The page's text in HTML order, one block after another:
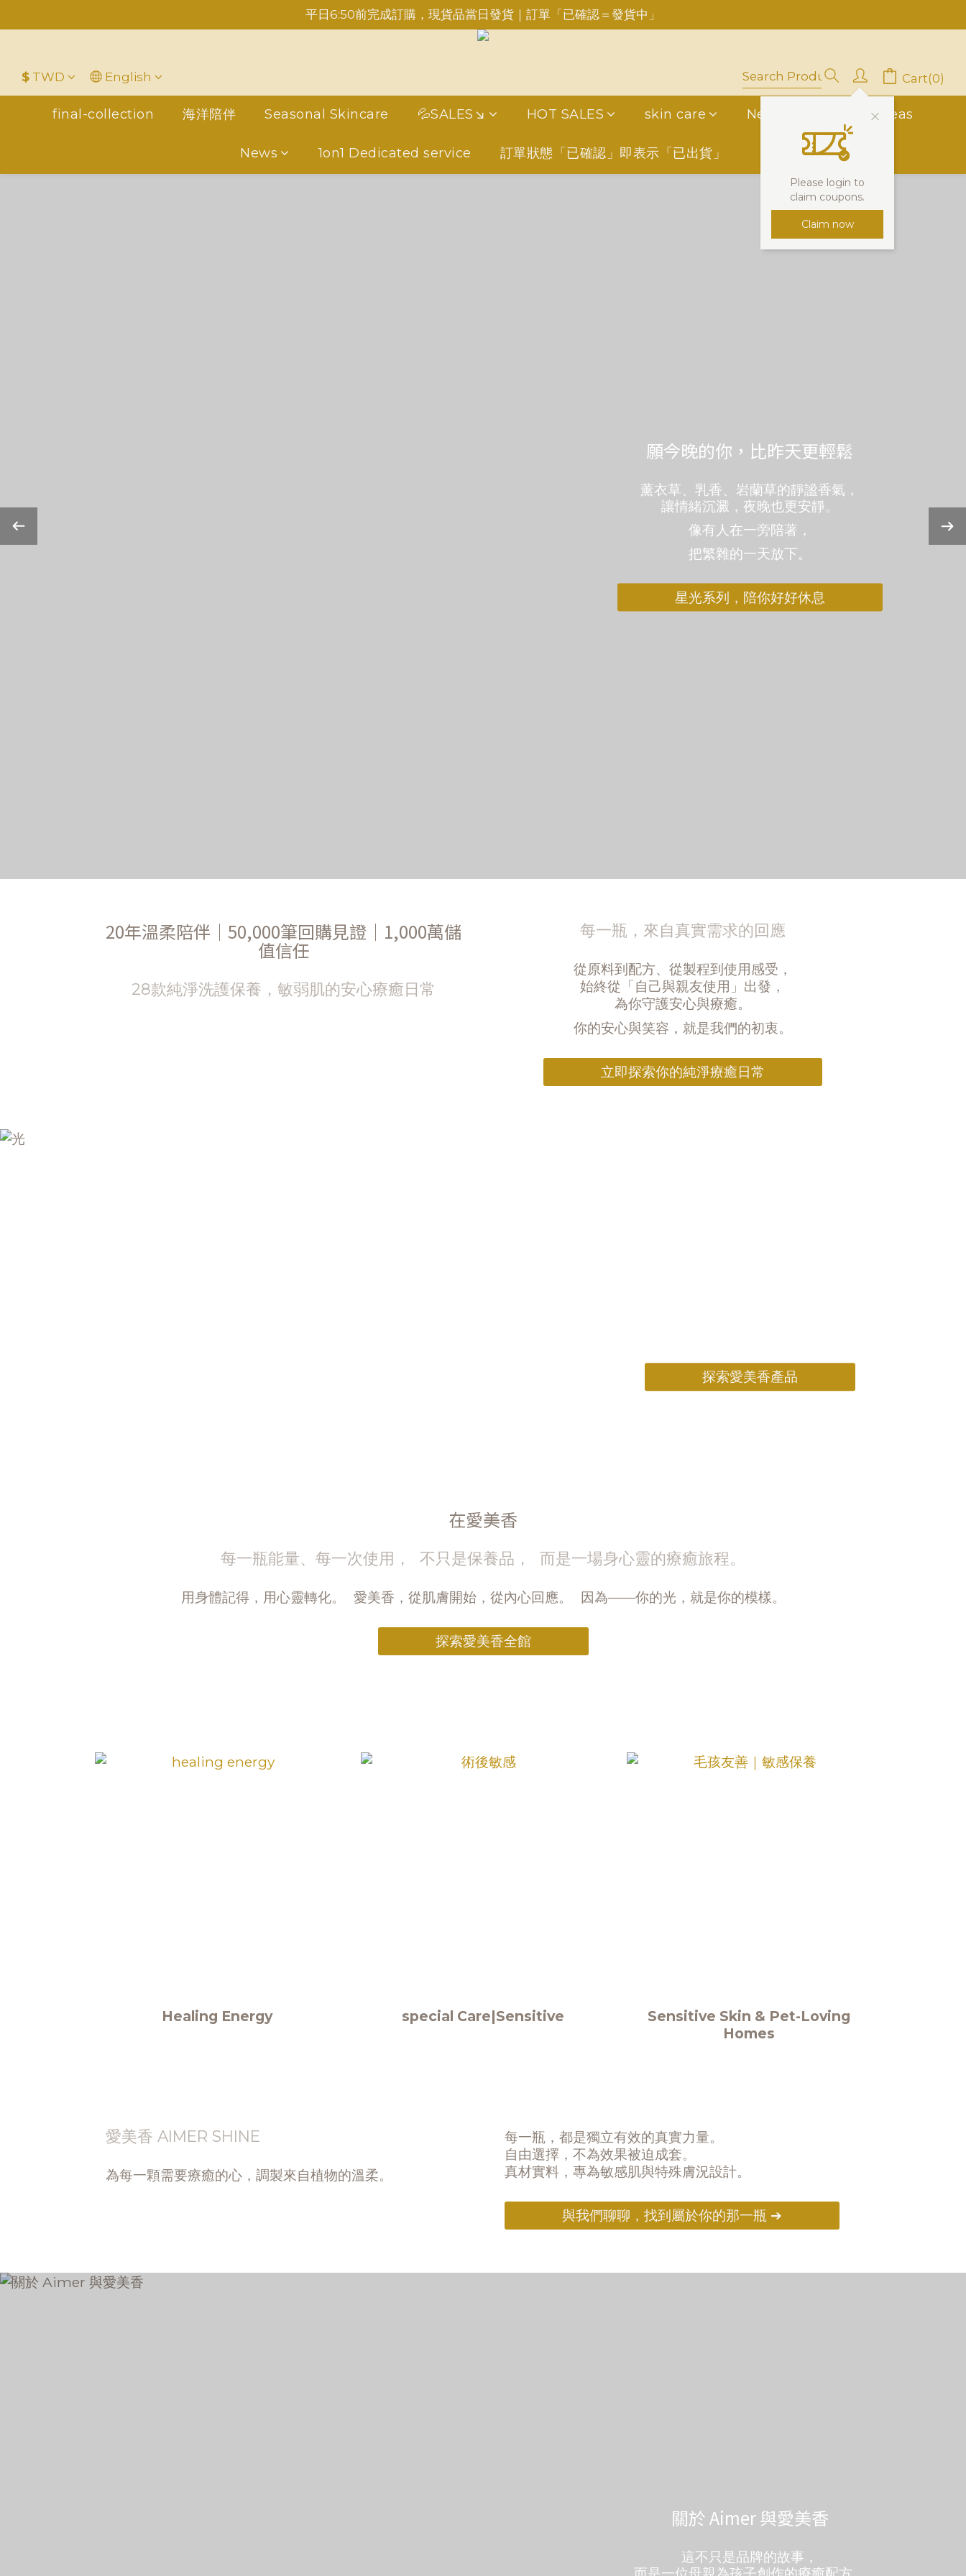
重要事項請點此聯繫，勿於訂單備註，以免錯失服務
平日6:50前完成訂購，現貨品當日發貨｜訂單「已確認＝發貨中」
＋LINE好友折價100元✅歡迎LINE：＠aimershine 上班時間內專人回覆(WhatsAPP已停用，請LINE, FB聯繫愛美香)
$ TWD English
Please login to
claim coupons.
Claim now
Cart(0)
final-collection 海洋陪伴 Seasonal Skincare 💦SALES↘ HOT SALES skin care New Friend overseas
News 1on1 Dedicated service 訂單狀態「已確認」即表示「已出貨」
願今晚的你，比昨天更輕鬆
薰衣草、乳香、岩蘭草的靜謐香氣，
讓情緒沉澱，夜晚也更安靜。
像有人在一旁陪著，
把繁雜的一天放下。
星光系列，陪你好好休息
20年溫柔陪伴｜50,000筆回購見證｜1,000萬儲
值信任
28款純淨洗護保養，敏弱肌的安心療癒日常
每一瓶，來自真實需求的回應
從原料到配方、從製程到使用感受，
始終從「自己與親友使用」出發，
為你守護安心與療癒。
你的安心與笑容，就是我們的初衷。
立即探索你的純淨療癒日常
探索愛美香產品
在愛美香
每一瓶能量、每一次使用， 不只是保養品， 而是一場身心靈的療癒旅程。
用身體記得，用心靈轉化。 愛美香，從肌膚開始，從內心回應。 因為——你的光，就是你的模樣。
探索愛美香全館
Healing Energy special Care|Sensitive
Sensitive Skin & Pet-Loving
Homes
愛美香 AIMER SHINE
為每一顆需要療癒的心，調製來自植物的溫柔。
每一瓶，都是獨立有效的真實力量。
自由選擇，不為效果被迫成套。
真材實料，專為敏感肌與特殊膚況設計。
與我們聊聊，找到屬於你的那一瓶 ➔
關於 Aimer 與愛美香
這不只是品牌的故事，